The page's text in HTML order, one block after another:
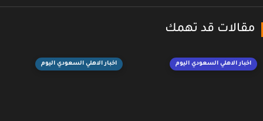
قد تهمك
اخبار الاهلي السعودي اليوم اخبار الاهلي السعودي اليوم